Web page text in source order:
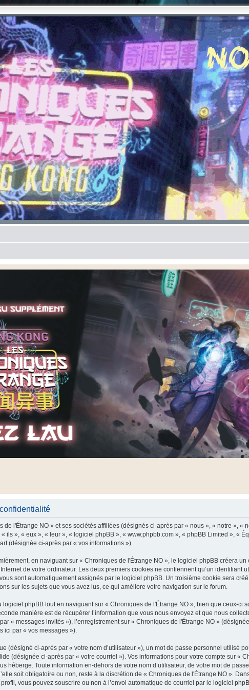
l'Étrange NO » et ses sociétés affiliées (désignés ci-après par « nous », « notre », «
ils », « eux », « leur », « logiciel phpBB », « www.phpbb.com », « phpBB Limited », «
(désignée ci-après par « vos informations »).
en naviguant sur « Chroniques de l'Étrange NO », le logiciel phpBB créera
de votre ordinateur. Les deux premiers cookies ne contiennent qu’un identifiant
sont automatiquement assignés par le logiciel phpBB. Un troisième cookie sera
sur les sujets que vous avez lus, ce qui améliore votre navigation sur le forum.
phpBB tout en naviguant sur « Chroniques de l'Étrange NO », bien que ceux-ci
manière est de récupérer l’information que vous nous envoyez et que nous
« messages invités »), l’enregistrement sur « Chroniques de l'Étrange NO »
ici par « vos messages »).
(désigné ci-après par « votre nom d’utilisateur »), un mot de passe personnel utilisé
(désignée ci-après par « votre courriel »). Vos informations pour votre compte sur «
héberge. Toute information en-dehors de votre nom d’utilisateur, de votre mot de
soit obligatoire ou non, reste à la discrétion de « Chroniques de l'Étrange NO ».
vous pouvez souscrire ou non à l’envoi automatique de courriel par le logiciel